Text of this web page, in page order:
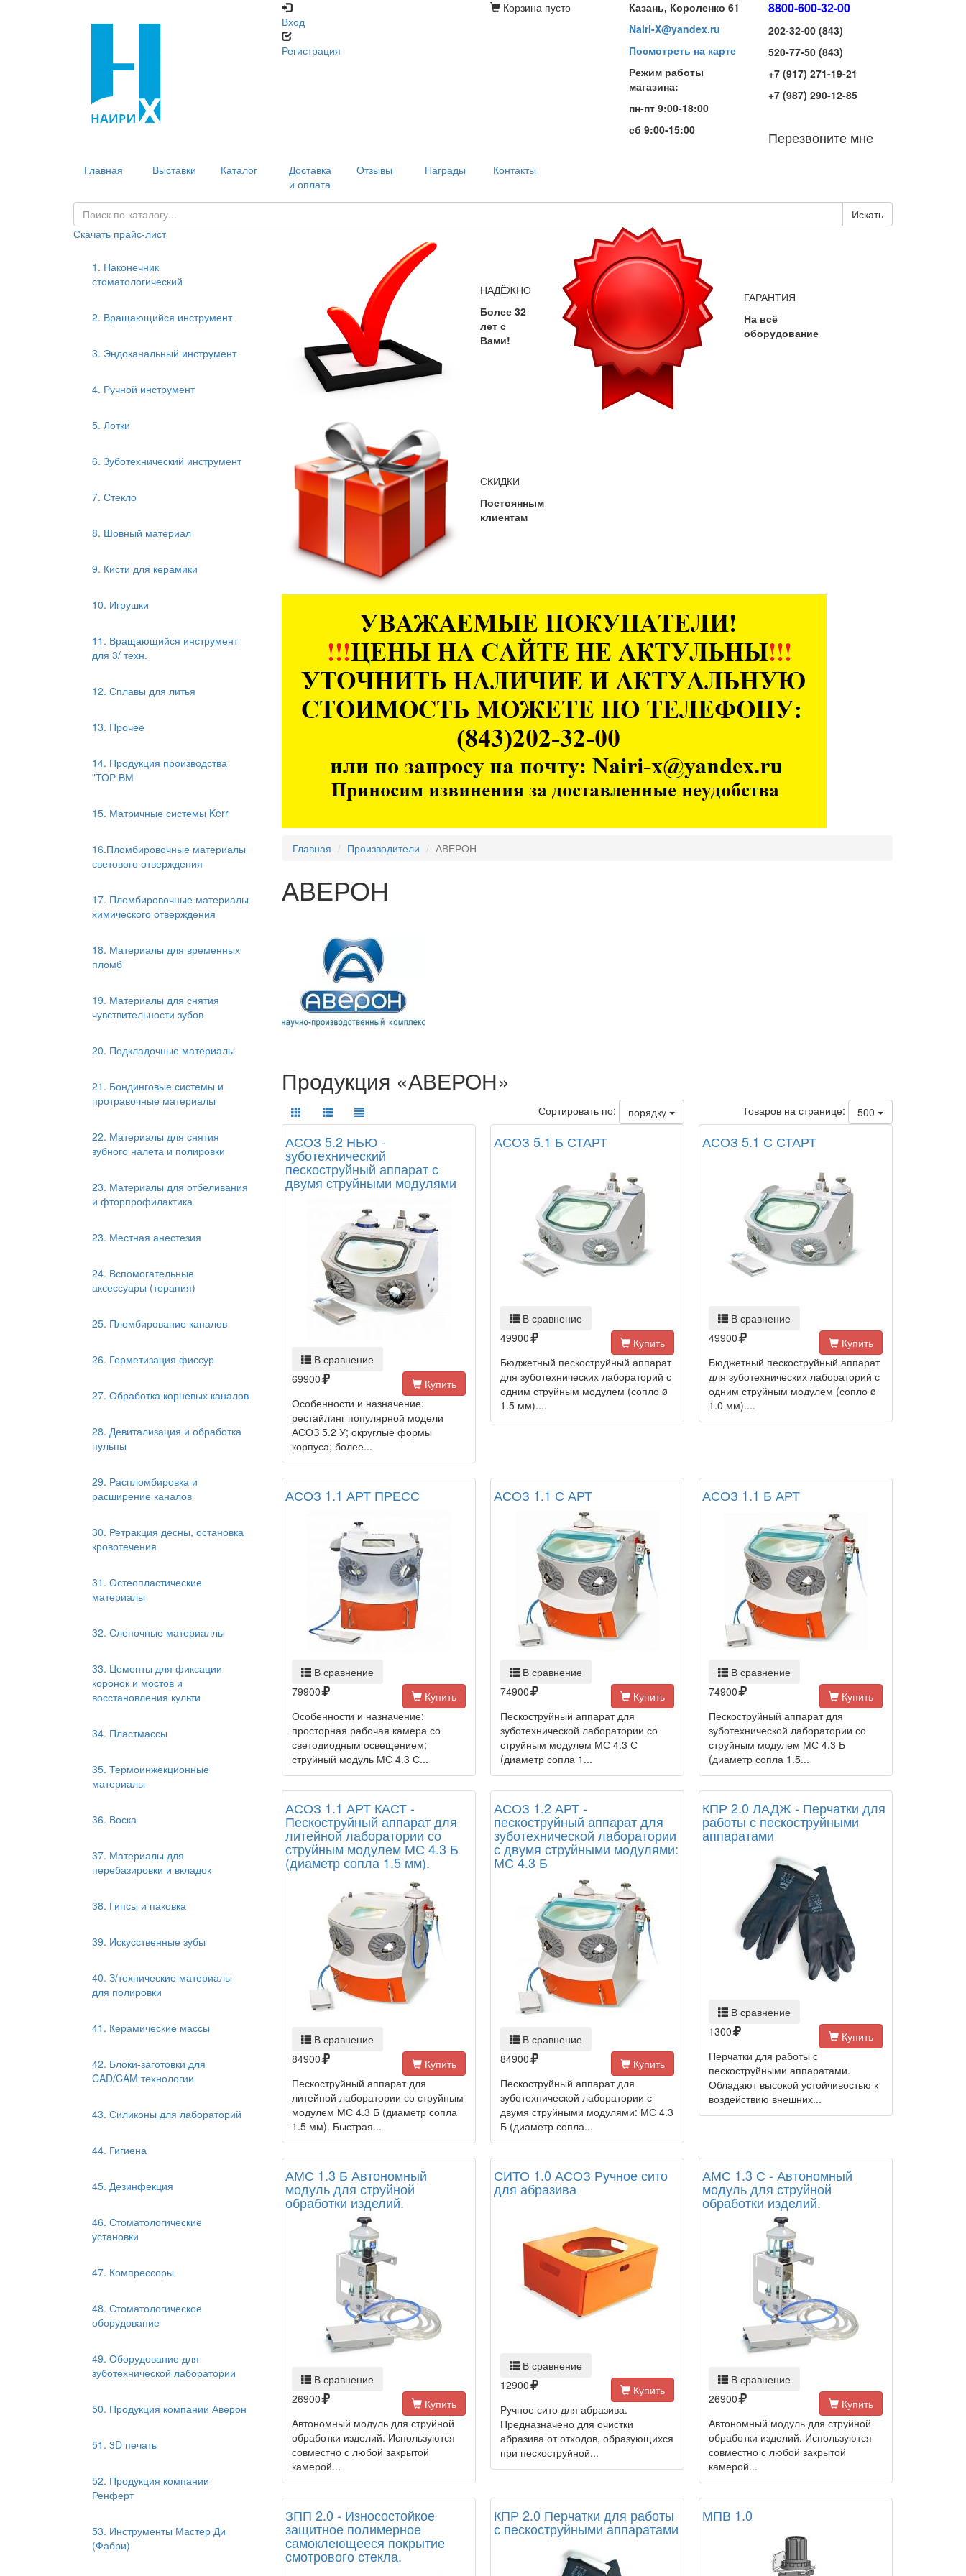
Вход
Регистрация
Корзина пусто
Казань, Короленко 61
Nairi-X@yandex.ru
Посмотреть на карте
Режим работы
магазина:
пн-пт 9:00-18:00
сб 9:00-15:00
8800-600-32-00
202-32-00 (843)
520-77-50 (843)
+7 (917) 271-19-21
+7 (987) 290-12-85
Перезвоните мне
Главная Выставки Каталог
Доставка
и оплата
Отзывы Награды Контакты
Искать
Скачать прайс-лист
1. Наконечник
стоматологический
2. Вращающийся инструмент
3. Эндоканальный инструмент
4. Ручной инструмент
5. Лотки
6. Зуботехнический инструмент
7. Стекло
8. Шовный материал
9. Кисти для керамики
10. Игрушки
11. Вращающийся инструмент
для 3/ техн.
12. Сплавы для литья
13. Прочее
14. Продукция производства
"ТОР ВМ
15. Матричные системы Kerr
16.Пломбировочные материалы
светового отверждения
17. Пломбировочные материалы
химического отверждения
18. Материалы для временных
пломб
19. Материалы для снятия
чувствительности зубов
20. Подкладочные материалы
21. Бондинговые системы и
протравочные материалы
22. Материалы для снятия
зубного налета и полировки
23. Материалы для отбеливания
и фторпрофилактика
23. Местная анестезия
24. Вспомогательные
аксессуары (терапия)
25. Пломбирование каналов
26. Герметизация фиссур
27. Обработка корневых каналов
28. Девитализация и обработка
пульпы
29. Распломбировка и
расширение каналов
30. Ретракция десны, остановка
кровотечения
31. Остеопластические
материалы
32. Слепочные материаллы
33. Цементы для фиксации
коронок и мостов и
восстановления культи
34. Пластмассы
35. Термоинжекционные
материалы
36. Воска
37. Материалы для
перебазировки и вкладок
38. Гипсы и паковка
39. Искусственные зубы
40. З/технические материалы
для полировки
41. Керамические массы
42. Блоки-заготовки для
CAD/CAM технологии
43. Силиконы для лабораторий
44. Гигиена
45. Дезинфекция
46. Стоматологические
установки
47. Компрессоры
48. Стоматологическое
оборудование
49. Оборудование для
зуботехнической лаборатории
50. Продукция компании Аверон
51. 3D печать
52. Продукция компании
Ренферт
53. Инструменты Мастер Ди
(Фабри)
НАДЁЖНО
Более 32
лет с
Вами!
ГАРАНТИЯ
На всё
оборудование
СКИДКИ
Постоянным
клиентам
Главная Производители АВЕРОН
АВЕРОН
Продукция «АВЕРОН»
Сортировать по: порядку Товаров на странице: 500
АСОЗ 5.2 НЬЮ -
зуботехнический
пескоструйный аппарат с
двумя струйными модулями
В сравнение
69900
Купить
Особенности и назначение:
рестайлинг популярной модели
АСОЗ 5.2 У; округлые формы
корпуса; более...
АСОЗ 5.1 Б СТАРТ
В сравнение
49900
Купить
Бюджетный пескоструйный аппарат
для зуботехнических лабораторий с
одним струйным модулем (сопло ø
1.5 мм)....
АСОЗ 5.1 С СТАРТ
В сравнение
49900
Купить
Бюджетный пескоструйный аппарат
для зуботехнических лабораторий с
одним струйным модулем (сопло ø
1.0 мм)....
АСОЗ 1.1 АРТ ПРЕСС
В сравнение
79900
Купить
Особенности и назначение:
просторная рабочая камера со
светодиодным освещением;
струйный модуль МС 4.3 С...
АСОЗ 1.1 С АРТ
В сравнение
74900
Купить
Пескоструйный аппарат для
зуботехнической лаборатории со
струйным модулем МС 4.3 С
(диаметр сопла 1...
АСОЗ 1.1 Б АРТ
В сравнение
74900
Купить
Пескоструйный аппарат для
зуботехнической лаборатории со
струйным модулем МС 4.3 Б
(диаметр сопла 1.5...
АСОЗ 1.1 АРТ КАСТ -
Пескоструйный аппарат для
литейной лаборатории со
струйным модулем МС 4.3 Б
(диаметр сопла 1.5 мм).
В сравнение
84900
Купить
Пескоструйный аппарат для
литейной лаборатории со струйным
модулем МС 4.3 Б (диаметр сопла
1.5 мм). Быстрая...
АСОЗ 1.2 АРТ -
пескоструйный аппарат для
зуботехнической лаборатории
с двумя струйными модулями:
МС 4.3 Б
В сравнение
84900
Купить
Пескоструйный аппарат для
зуботехнической лаборатории с
двумя струйными модулями: МС 4.3
Б (диаметр сопла...
КПР 2.0 ЛАДЖ - Перчатки для
работы с пескоструйными
аппаратами
В сравнение
1300
Купить
Перчатки для работы с
пескоструйными аппаратами.
Обладают высокой устойчивостью к
воздействию внешних...
АМС 1.3 Б Автономный
модуль для струйной
обработки изделий.
В сравнение
26900
Купить
Автономный модуль для струйной
обработки изделий. Используются
совместно с любой закрытой
камерой...
СИТО 1.0 АСОЗ Ручное сито
для абразива
В сравнение
12900
Купить
Ручное сито для абразива.
Предназначено для очистки
абразива от отходов, образующихся
при пескоструйной...
АМС 1.3 С - Автономный
модуль для струйной
обработки изделий.
В сравнение
26900
Купить
Автономный модуль для струйной
обработки изделий. Используются
совместно с любой закрытой
камерой...
ЗПП 2.0 - Износостойкое
защитное полимерное
самоклеющееся покрытие
смотрового стекла.
КПР 2.0 Перчатки для работы
с пескоструйными аппаратами
МПВ 1.0